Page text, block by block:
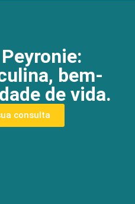
bem-
de vida.
consulta